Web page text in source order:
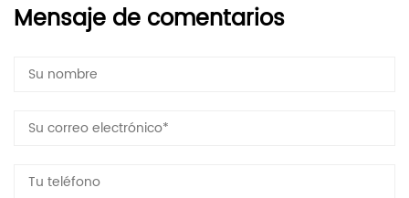
Mensaje de comentarios